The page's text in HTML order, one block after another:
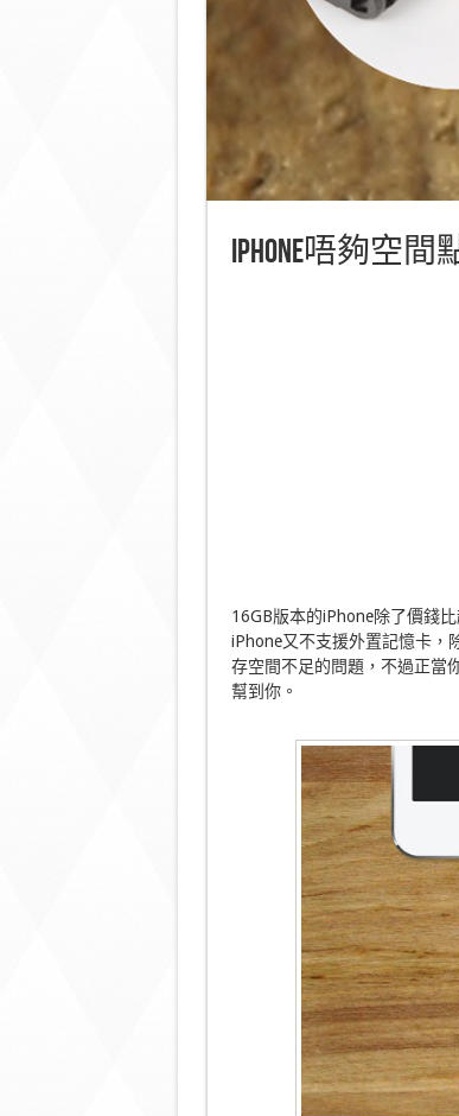
iPhone唔夠空
16GB版本的iPhone除了價錢
iPhone又不支援外置記憶卡，
存空間不足的問題，不過正當
幫到你。